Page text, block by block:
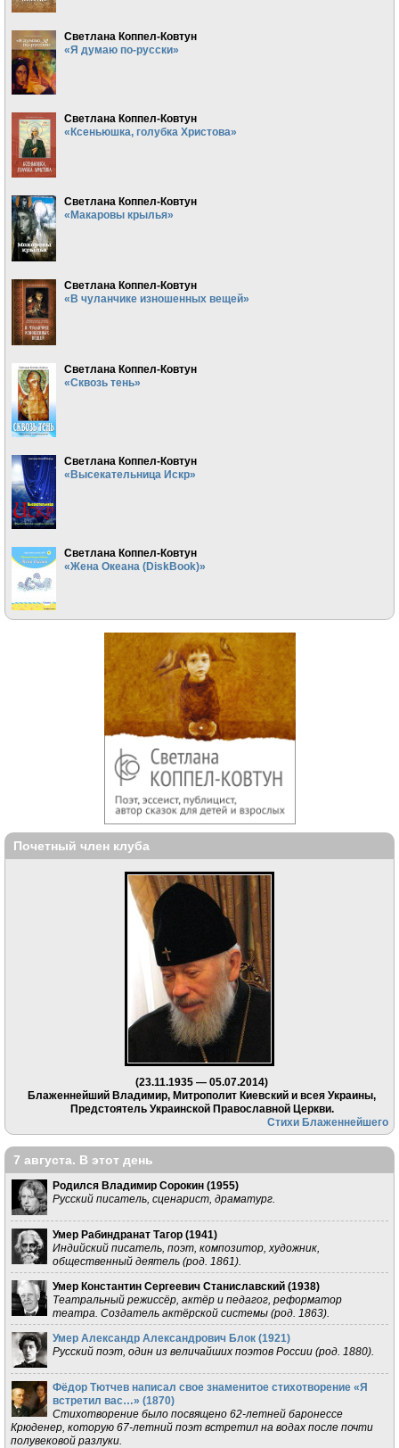
Светлана Коппел-Ковтун
«Я думаю по-русски»
Светлана Коппел-Ковтун
«Ксеньюшка, голубка Христова»
Светлана Коппел-Ковтун
«Макаровы крылья»
Светлана Коппел-Ковтун
«В чуланчике изношенных вещей»
Светлана Коппел-Ковтун
«Сквозь тень»
Светлана Коппел-Ковтун
«Высекательница Искр»
Светлана Коппел-Ковтун
«Жена Океана (DiskBook)»
Почетный член клуба
(23.11.1935 — 05.07.2014)
Блаженнейший Владимир, Митрополит Киевский и всея Украины,
Предстоятель Украинской Православной Церкви.
Стихи Блаженнейшего
7 августа. В этот день
Родился Владимир Сорокин (1955)
Русский писатель, сценарист, драматург.
Умер Рабиндранат Тагор (1941)
Индийский писатель, поэт, композитор, художник,
общественный деятель (род. 1861).
Умер Константин Сергеевич Станиславский (1938)
Театральный режиссёр, актёр и педагог, реформатор
театра. Создатель актёрской системы (род. 1863).
Умер Александр Александрович Блок (1921)
Русский поэт, один из величайших поэтов России (род. 1880).
Фёдор Тютчев написал свое знаменитое стихотворение «Я
встретил вас…» (1870)
Стихотворение было посвящено 62-летней баронессе
Крюденер, которую 67-летний поэт встретил на водах после почти
полувековой разлуки.